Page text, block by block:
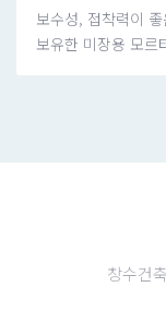
보수성, 접착력이
보유한 미장용 모르
창수건